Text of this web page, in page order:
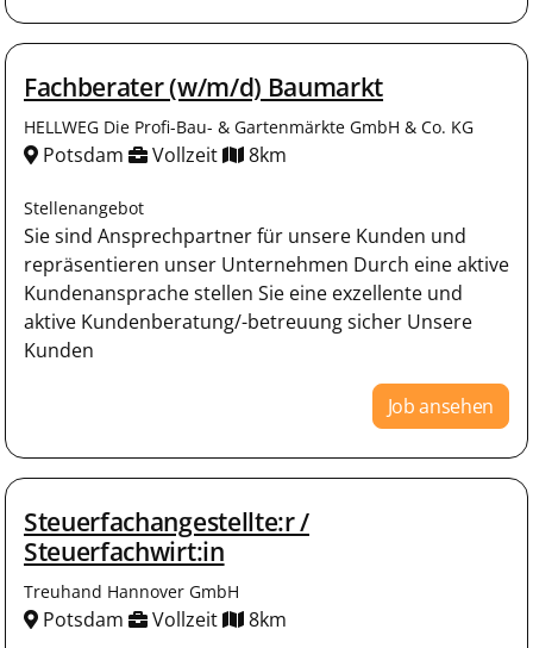
Fachberater (w/m/d) Baumarkt
HELLWEG Die Profi-Bau- & Gartenmärkte GmbH & Co. KG
Potsdam Vollzeit 8km
Stellenangebot
Sie sind Ansprechpartner für unsere Kunden und
repräsentieren unser Unternehmen Durch eine aktive
Kundenansprache stellen Sie eine exzellente und
aktive Kundenberatung/-betreuung sicher Unsere
Kunden
Job ansehen
Steuerfachangestellte:r /
Steuerfachwirt:in
Treuhand Hannover GmbH
Potsdam Vollzeit 8km